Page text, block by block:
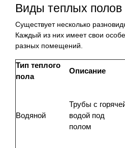
Виды теплых полов
Существует несколько
Каждый из них имеет свои
разных помещений.
Тип теплого
пола
Описание
Водяной
Трубы с
водой под
полом